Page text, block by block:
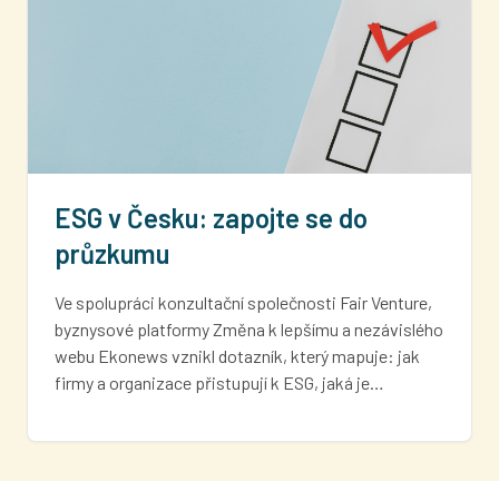
ESG v Česku: zapojte se do
průzkumu
Ve spolupráci konzultační společnosti Fair Venture,
byznysové platformy Změna k lepšímu a nezávislého
webu Ekonews vznikl dotazník, který mapuje: jak
firmy a organizace přistupují k ESG, jaká je…